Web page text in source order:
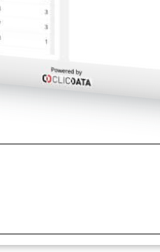
Editeurs Logiciels & SaaS
Agences Marketing
Consulting
et plus encore...